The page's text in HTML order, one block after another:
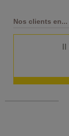
Nos clients en...